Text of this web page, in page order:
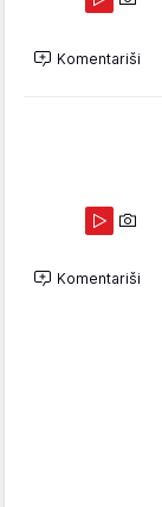
Komentariši
Komentariši